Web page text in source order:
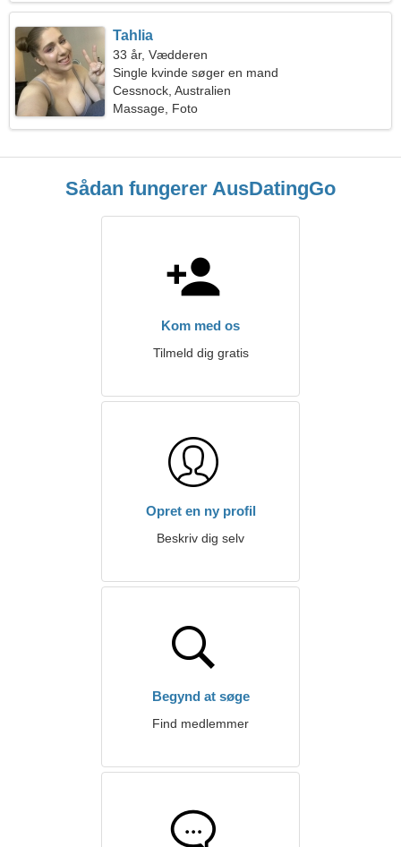
Tahlia
33 år, Vædderen
Single kvinde søger en mand
Cessnock, Australien
Massage, Foto
Sådan fungerer AusDatingGo
Kom med os
Tilmeld dig gratis
Opret en ny profil
Beskriv dig selv
Begynd at søge
Find medlemmer